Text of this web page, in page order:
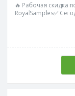
🔥 Рабочая скидка
RoyalSamples✅